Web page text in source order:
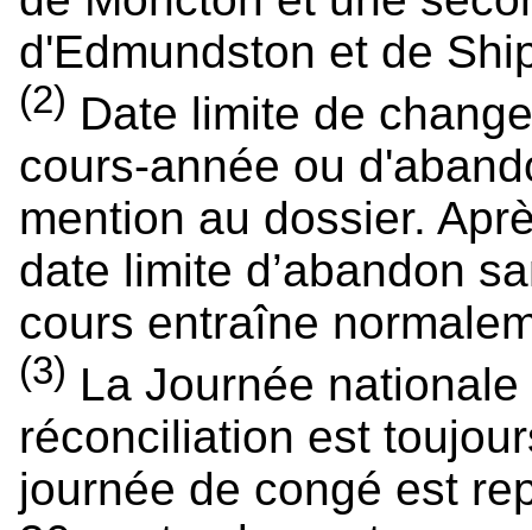
d'Edmundston et de
(2) Date limite de
cours-année ou
mention au dossier.
date limite d’abandon
cours entraîne
(3) La Journée
réconciliation est
journée de congé est